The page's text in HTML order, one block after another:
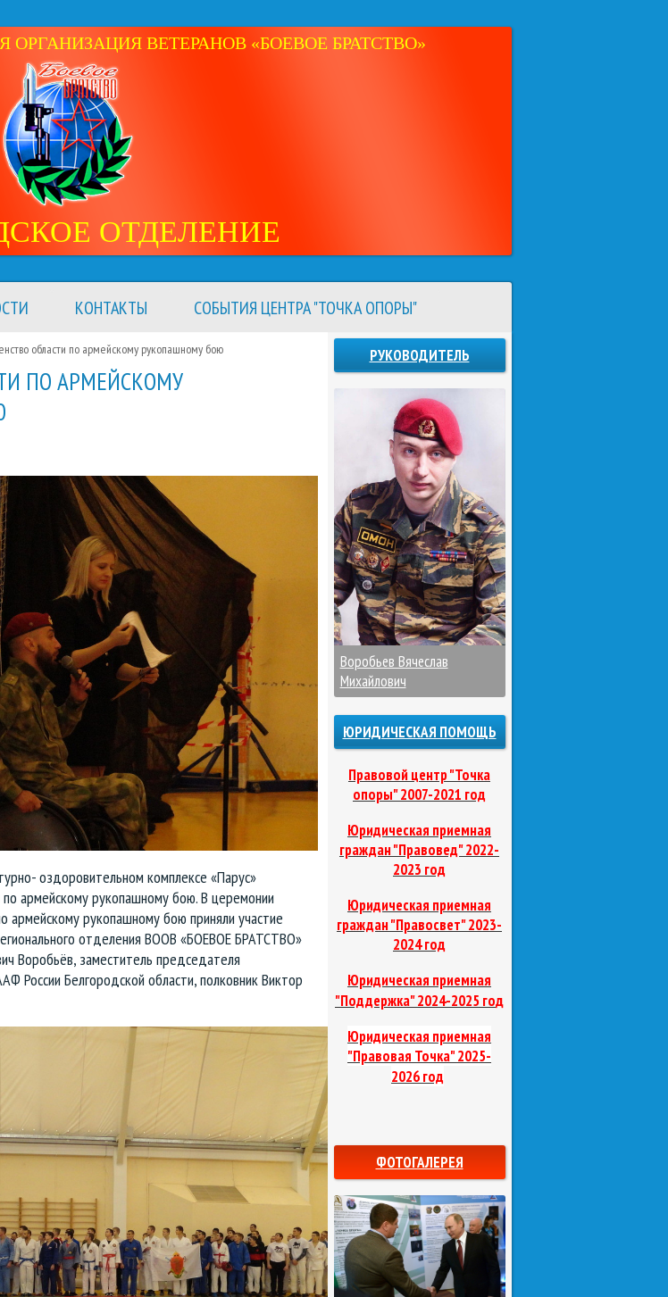
ВЕТЕРАНОВ «БОЕВОЕ БРАТСТВО»
ОТДЕЛЕНИЕ
КОНТАКТЫ СОБЫТИЯ ЦЕНТРА "ТОЧКА ОПОРЫ"
области по армейскому рукопашному бою
ПО АРМЕЙСКОМУ
оздоровительном комплексе «Парус»
по армейскому рукопашному бою. В церемонии
армейскому рукопашному бою приняли участие
отделения ВООВ «БОЕВОЕ БРАТСТВО»
Воробьёв, заместитель председателя
России Белгородской области, полковник Виктор
РУКОВОДИТЕЛЬ
Воробьев Вячеслав
Михайлович
ЮРИДИЧЕСКАЯ ПОМОЩЬ
Правовой центр "Точка
опоры" 2007-2021 год
Юридическая приемная
граждан "Правовед"2022-
2023 год
Юридическая приемная
граждан "Правосвет"2023-
2024 год
Юридическая приемная
"Поддержка"2024-2025 год
Юридическая приемная
"Правовая Точка"2025-
2026 год
ФОТОГАЛЕРЕЯ